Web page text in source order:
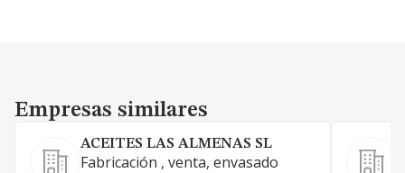
Empresas similares
Empresas similares
ACEITES LAS ALMENAS SL
Fabricación , venta, envasado